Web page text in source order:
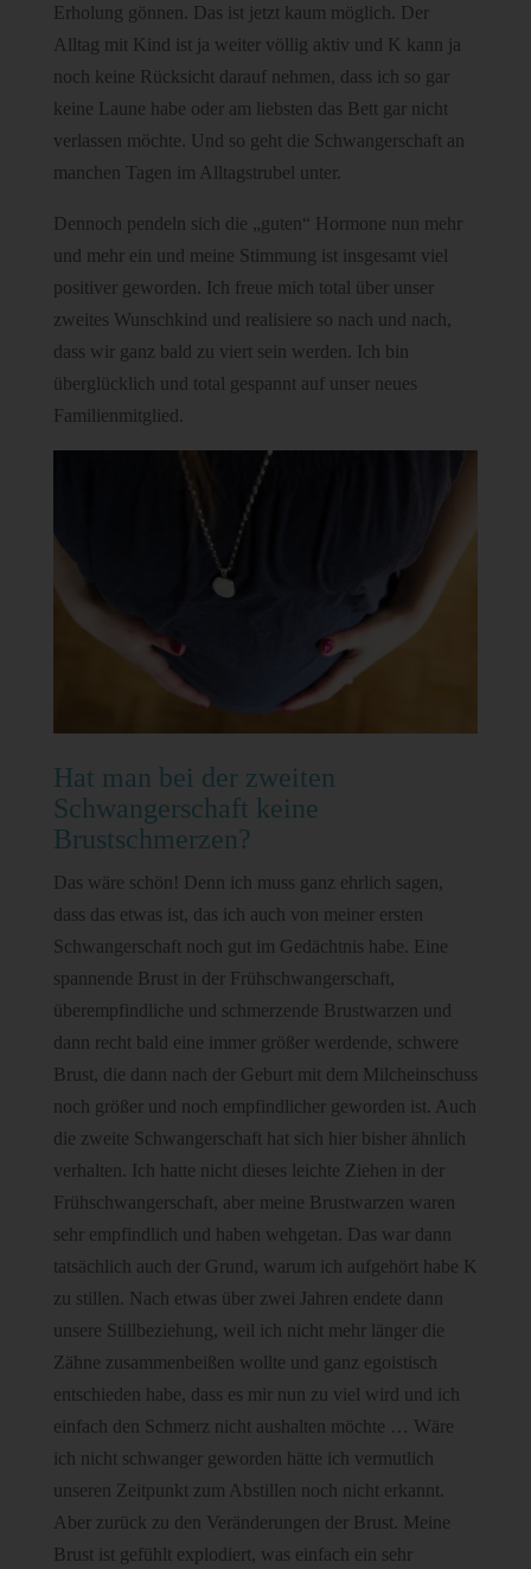
Erholung gönnen. Das ist jetzt kaum möglich. Der
Alltag mit Kind ist ja weiter völlig aktiv und K kann ja
noch keine Rücksicht darauf nehmen, dass ich so gar
keine Laune habe oder am liebsten das Bett gar nicht
verlassen möchte. Und so geht die Schwangerschaft an
manchen Tagen im Alltagstrubel unter.
Dennoch pendeln sich die „guten“ Hormone nun mehr
und mehr ein und meine Stimmung ist insgesamt viel
positiver geworden. Ich freue mich total über unser
zweites Wunschkind und realisiere so nach und nach,
dass wir ganz bald zu viert sein werden. Ich bin
überglücklich und total gespannt auf unser neues
Familienmitglied.
Hat man bei der zweiten
Schwangerschaft keine
Brustschmerzen?
Das wäre schön! Denn ich muss ganz ehrlich sagen,
dass das etwas ist, das ich auch von meiner ersten
Schwangerschaft noch gut im Gedächtnis habe. Eine
spannende Brust in der Frühschwangerschaft,
überempfindliche und schmerzende Brustwarzen und
dann recht bald eine immer größer werdende, schwere
Brust, die dann nach der Geburt mit dem Milcheinschuss
noch größer und noch empfindlicher geworden ist. Auch
die zweite Schwangerschaft hat sich hier bisher ähnlich
verhalten. Ich hatte nicht dieses leichte Ziehen in der
Frühschwangerschaft, aber meine Brustwarzen waren
sehr empfindlich und haben wehgetan. Das war dann
tatsächlich auch der Grund, warum ich aufgehört habe K
zu stillen. Nach etwas über zwei Jahren endete dann
unsere Stillbeziehung, weil ich nicht mehr länger die
Zähne zusammenbeißen wollte und ganz egoistisch
entschieden habe, dass es mir nun zu viel wird und ich
einfach den Schmerz nicht aushalten möchte … Wäre
ich nicht schwanger geworden hätte ich vermutlich
unseren Zeitpunkt zum Abstillen noch nicht erkannt.
Aber zurück zu den Veränderungen der Brust. Meine
Brust ist gefühlt explodiert, was einfach ein sehr